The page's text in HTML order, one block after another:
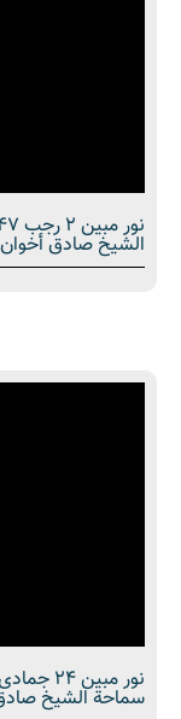
الشیخ صادق أخوان
سماحة الشیخ